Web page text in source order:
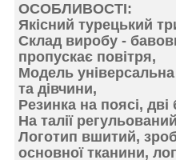
ОСОБЛИВОСТІ:
Якісний турецький
Склад виробу -
пропускає повітря,
Модель універсальна
та дівчини,
Резинка на поясі, дві
На талії регульований
Логотип вшитий,
основної тканини,